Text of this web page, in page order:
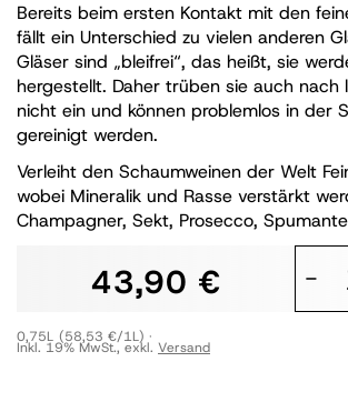
Bereits beim ersten Kontakt mit den
fällt ein Unterschied zu vielen anderen
Gläser sind „bleifrei“, das heißt, sie
hergestellt. Daher trüben sie auch nach
nicht ein und können problemlos in der
gereinigt werden.
Verleiht den Schaumweinen der Welt
wobei Mineralik und Rasse verstärkt
Champagner, Sekt, Prosecco,
43,90 €
Inkl. 19% MwSt., exkl. Versand
-
0,75L (58,53 €/1L)